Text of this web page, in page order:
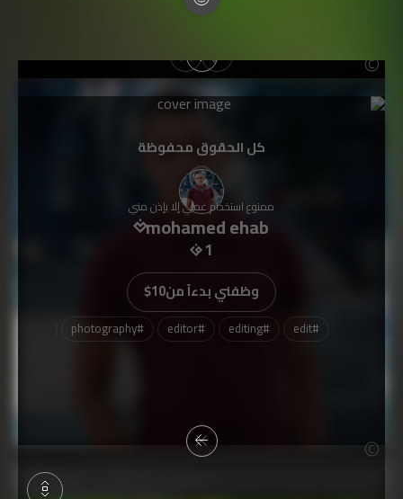
mohamed ehab
1
وظفني بدءاً من$10
#
edit
#
editing
#
editor
#
photography
كل الحقوق محفوظة
ممنوع استخدام عملي إلا بإذن مني